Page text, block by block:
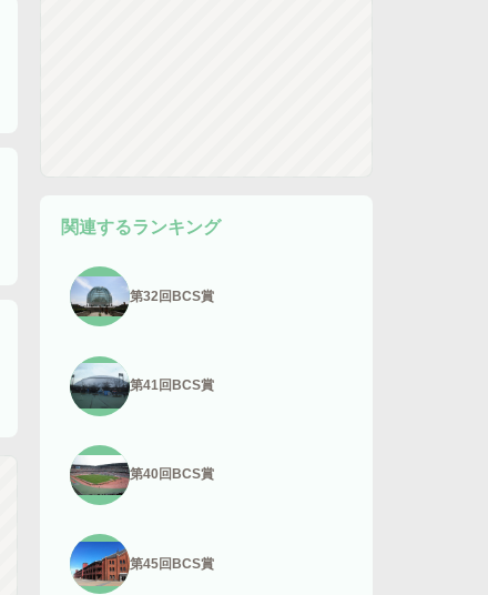
関連するランキング
第32回BCS賞
第41回BCS賞
第40回BCS賞
第45回BCS賞